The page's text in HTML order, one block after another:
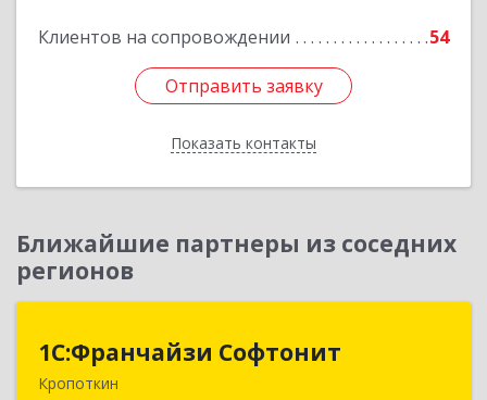
Клиентов на сопровождении 54
Отправить заявку
Показать контакты
Подробнее
Отправить заявку
Назад
Ближайшие партнеры из соседних
регионов
1С:Франчайзи Софтонит
Кропоткин
1С:Франчайзи Софтонит
352380, Краснодарский край, Кавказский р-н,